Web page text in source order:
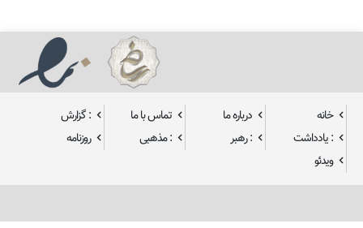
خانه درباره ما تماس با ما
: گزارش
: یادداشت
: رهبر : مذهبی
روزنامه
ویدئو